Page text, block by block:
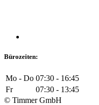
Bürozeiten:
Mo - Do 07:30 - 16:45
Fr
07:30 - 13:45
© Timmer GmbH